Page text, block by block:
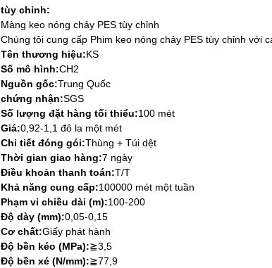
tùy chỉnh:
Màng keo nóng chảy PES tùy chỉnh
Chúng tôi cung cấp Phim keo nóng chảy PES tùy chỉnh với
Tên thương hiệu:KS
Số mô hình:CH2
Nguồn gốc:Trung Quốc
chứng nhận:SGS
Số lượng đặt hàng tối thiểu:100 mét
Giá:0,92-1,1 đô la một mét
Chi tiết đóng gói:Thùng + Túi dệt
Thời gian giao hàng:7 ngày
Điều khoản thanh toán:T/T
Khả năng cung cấp:100000 mét một tuần
Phạm vi chiều dài (m):100-200
Độ dày (mm):0,05-0,15
Cơ chất:Giấy phát hành
Độ bền kéo (MPa):≧3,5
Độ bền xé (N/mm):≧77,9